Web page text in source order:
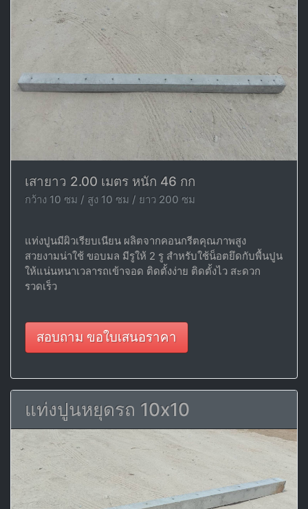
เสายาว 2.00 เมตร หนัก 46 กก
กว้าง 10 ซม / สูง 10 ซม / ยาว 200 ซม
แท่งปูนมีผิวเรียบเนียน ผลิตจากคอนกรีตคุณภาพสูง
สวยงามน่าใช้ ขอบมล มีรูให้ 2 รู สำหรับใช้น็อตยึดกับพื้นปูน
ให้แน่นหนาเวลารถเข้าจอด ติดตั้งง่าย ติดตั้งไว สะดวก
รวดเร็ว
สอบถาม ขอใบเสนอราคา
แท่งปูนหยุดรถ 10x10